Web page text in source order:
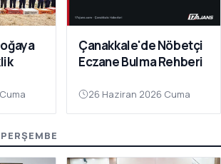
Çanakkale'de Nöbetçi
Eczane Bulma Rehberi
26 Haziran 2026 Cuma